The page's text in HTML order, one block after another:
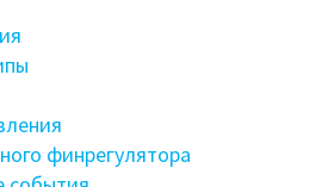
финрегулятора